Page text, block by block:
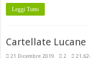
Leggi Tutto
Cartellate Lucane
21 Dicembre 2019 2